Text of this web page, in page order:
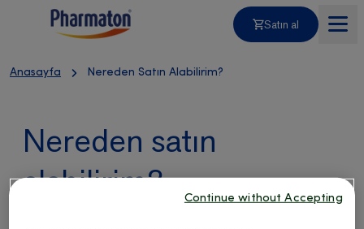
Satın al
Ürünler
Blog
Anasayfa Nereden Satın Alabilirim?
Nereden satın
alabilirim?
Continue without Accepting